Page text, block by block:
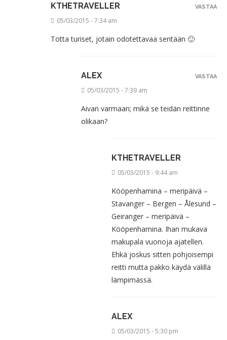
KTHETRAVELLER
05/03/2015 - 7:34 am
Totta turiset, jotain odotettavaa sentään 🙂
VASTAA
ALEX
05/03/2015 - 7:39 am
Aivan varmaan; mikä se teidän reittinne
olikaan?
VASTAA
KTHETRAVELLER
05/03/2015 - 9:44 am
Kööpenhamina – meripäivä –
Stavanger – Bergen – Ålesund –
Geiranger – meripäivä –
Kööpenhamina. Ihan mukava
makupala vuonoja ajatellen.
Ehkä joskus sitten pohjoisempi
reitti mutta pakko käydä välillä
lämpimässä.
ALEX
05/03/2015 - 5:30 pm